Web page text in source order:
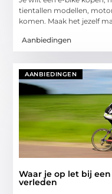
tientallen modellen,
komen. Maak het jezelf
Aanbiedingen
AANBIEDINGEN
Waar je op let bij
verleden